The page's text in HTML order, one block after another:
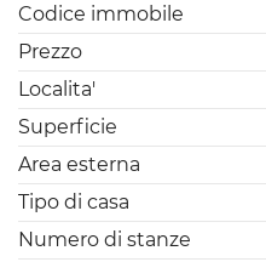
Codice immobile
Prezzo
Localita'
Superficie
Area esterna
Tipo di casa
Numero di stanze